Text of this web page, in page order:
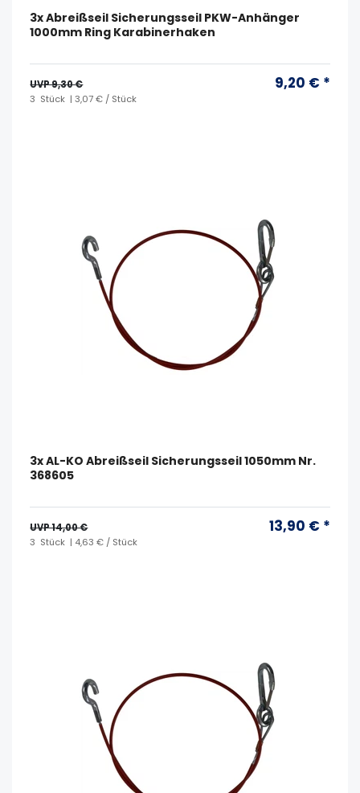
3x Abreißseil Sicherungsseil PKW-Anhänger
1000mm Ring Karabinerhaken
UVP 9,30 € 9,20 € *
3 Stück | 3,07 € / Stück
3x AL-KO Abreißseil Sicherungsseil 1050mm Nr.
368605
UVP 14,00 € 13,90 € *
3 Stück | 4,63 € / Stück